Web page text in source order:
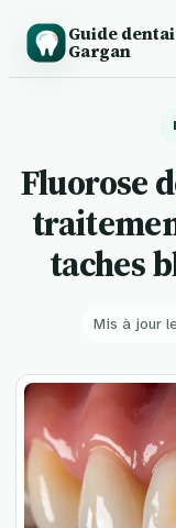
Guide
Gargan
Fluorose
taches
Mis à jour